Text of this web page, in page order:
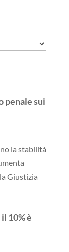
penale sui
la stabilità
Giustizia
10% è